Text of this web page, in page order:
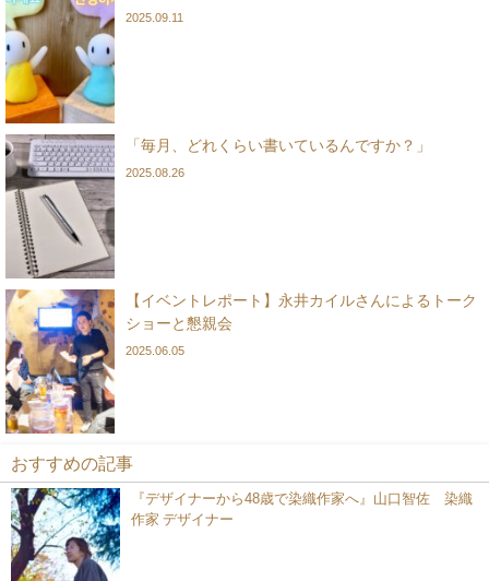
2025.09.11
「毎月、どれくらい書いているんですか？」
2025.08.26
【イベントレポート】永井カイルさんによるトーク
ショーと懇親会
2025.06.05
おすすめの記事
『デザイナーから48歳で染織作家へ』山口智佐 染織
作家 デザイナー